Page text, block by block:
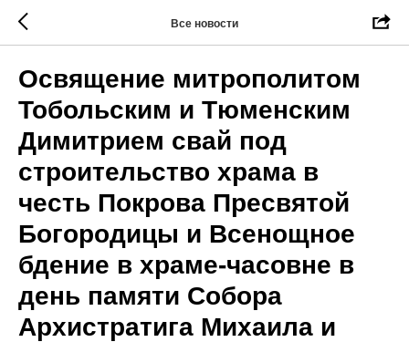
Все новости
Освящение митрополитом
Тобольским и Тюменским
Димитрием свай под
строительство храма в
честь Покрова Пресвятой
Богородицы и Всенощное
бдение в храме-часовне в
день памяти Собора
Архистратига Михаила и